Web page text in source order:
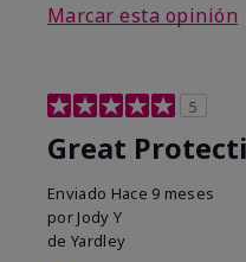
Marcar esta opinión
5
Great
Enviado Hace 9 meses
por Jody Y
de Yardley